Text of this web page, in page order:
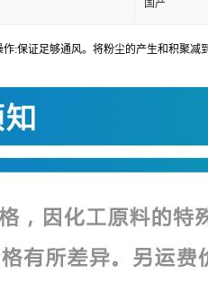
国产
:保证足够通风。将粉尘的产生和积聚减